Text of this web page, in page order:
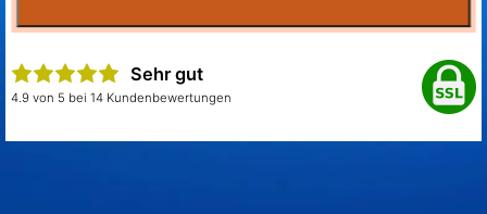
Sehr gut
4.9 von 5 bei 14 Kundenbewertungen